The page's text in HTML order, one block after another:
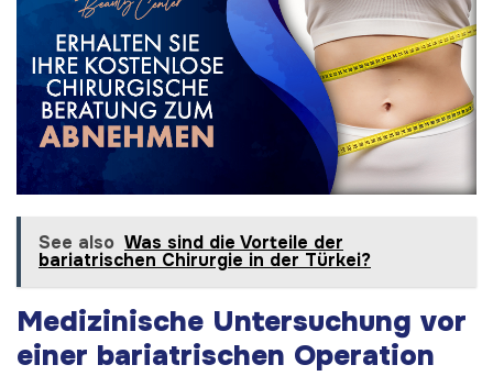
See also Was sind die Vorteile der
bariatrischen Chirurgie in der Türkei?
Medizinische Untersuchung vor
einer bariatrischen Operation